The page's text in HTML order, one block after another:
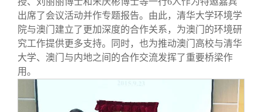
出席了会议活动并作专题报告。由此，清华大学环境学
院与澳门建立了更加深度的合作关系，为澳门的环境研
究工作提供更多支持。同时，也为推动澳门高校与清华
大学、澳门与内地之间的合作交流发挥了重要桥梁作
用。